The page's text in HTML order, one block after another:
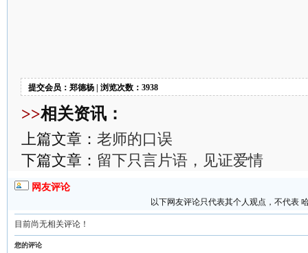
提交会员：郑德杨 | 浏览次数：3938
>>相关资讯：
上篇文章： 老师的口误
下篇文章： 留下只言片语，见证爱情
网友评论
以下网友评论只代表其个人观点，不代表
目前尚无相关评论！
您的评论